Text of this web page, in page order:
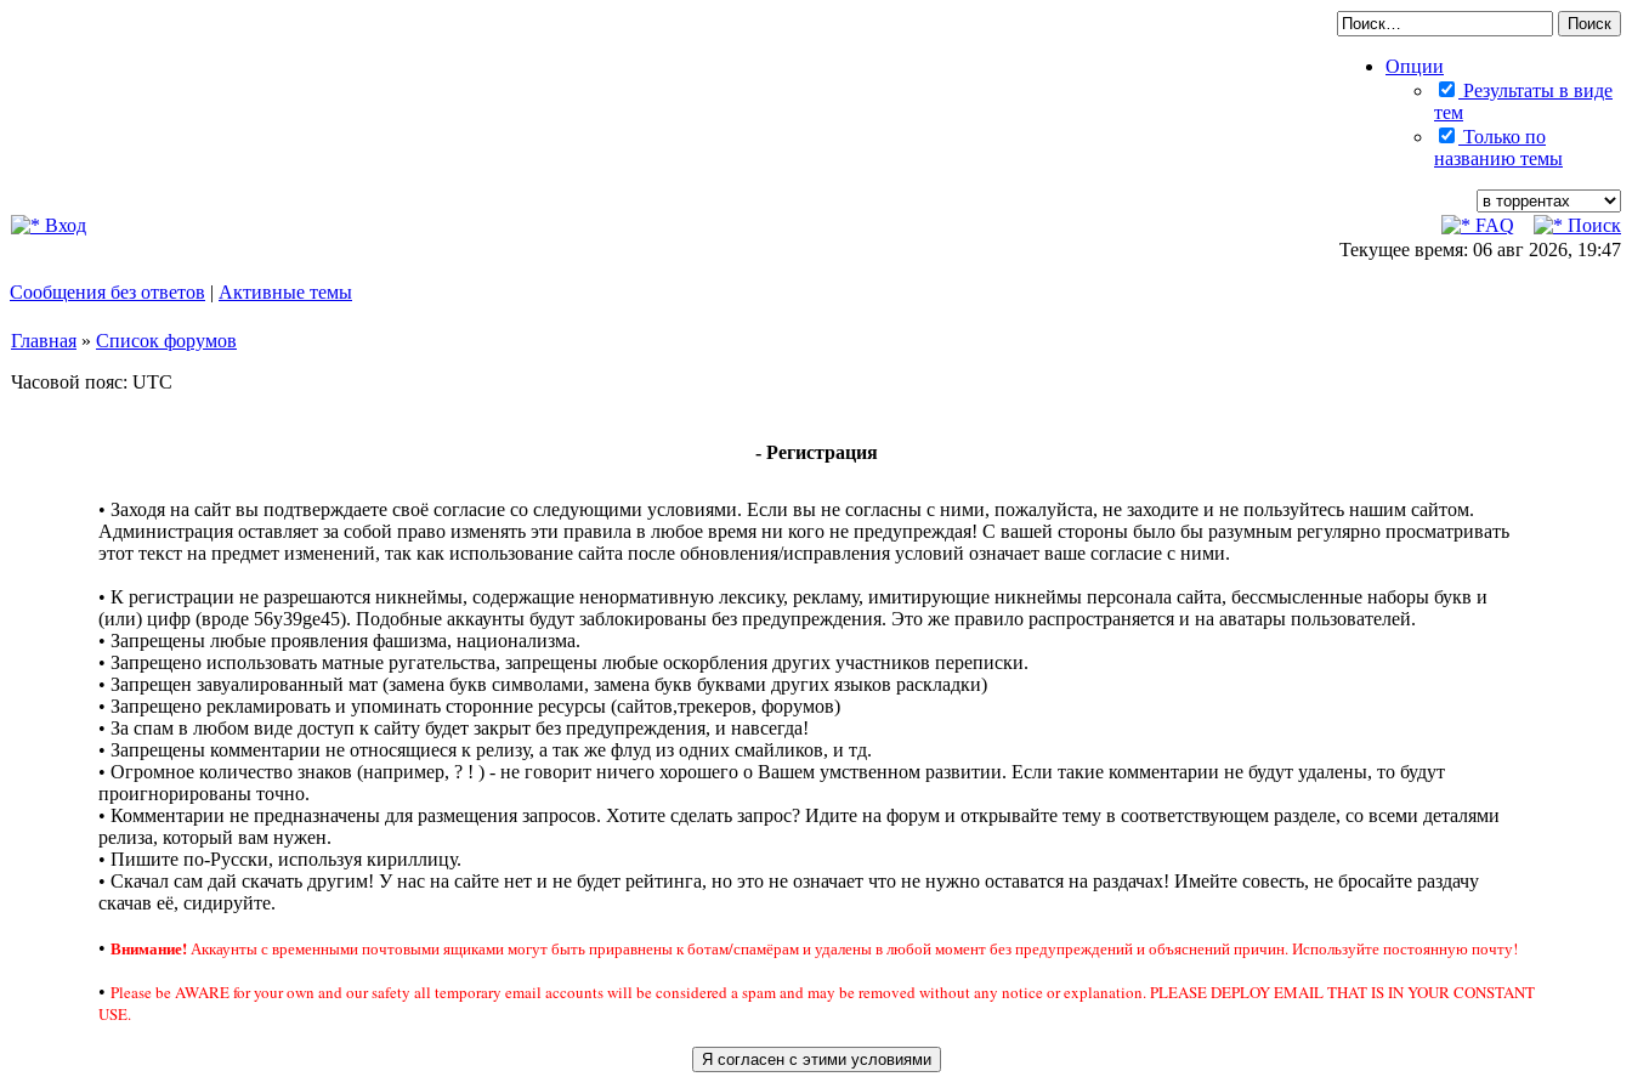
Опции
Результаты в виде
тем
Только по
названию темы
Вход FAQ
Поиск
Текущее время: 06 авг 2026, 19:47
Сообщения без ответов | Активные темы
Главная » Список форумов
Часовой пояс: UTC
- Регистрация
• Заходя на сайт вы подтверждаете своё согласие со следующими условиями. Если вы не согласны с ними, пожалуйста, не заходите и не пользуйтесь нашим сайтом.
Администрация оставляет за собой право изменять эти правила в любое время ни кого не предупреждая! С вашей стороны было бы разумным регулярно просматривать
этот текст на предмет изменений, так как использование сайта после обновления/исправления условий означает ваше согласие с ними.
• К регистрации не разрешаются никнеймы, содержащие ненормативную лексику, рекламу, имитирующие никнеймы персонала сайта, бессмысленные наборы букв и
(или) цифр (вроде 56y39ge45). Подобные аккаунты будут заблокированы без предупреждения. Это же правило распространяется и на аватары пользователей.
• Запрещены любые проявления фашизма, национализма.
• Запрещено использовать матные ругательства, запрещены любые оскорбления других участников переписки.
• Запрещен завуалированный мат (замена букв символами, замена букв буквами других языков раскладки)
• Запрещено рекламировать и упоминать сторонние ресурсы (сайтов,трекеров, форумов)
• За спам в любом виде доступ к сайту будет закрыт без предупреждения, и навсегда!
• Запрещены комментарии не относящиеся к релизу, а так же флуд из одних смайликов, и тд.
• Огромное количество знаков (например, ? ! ) - не говорит ничего хорошего о Вашем умственном развитии. Если такие комментарии не будут удалены, то будут
проигнорированы точно.
• Комментарии не предназначены для размещения запросов. Хотите сделать запрос? Идите на форум и открывайте тему в соответствующем разделе, со всеми деталями
релиза, который вам нужен.
• Пишите по-Русски, используя кириллицу.
• Скачал сам дай скачать другим! У нас на сайте нет и не будет рейтинга, но это не означает что не нужно оставатся на раздачах! Имейте совесть, не бросайте раздачу
скачав её, сидируйте.
• Внимание!Аккаунты с временными почтовыми ящиками могут быть приравнены к ботам/спамёрам и удалены в любой момент без предупреждений и объяснений причин. Используйте постоянную почту!
• Please be AWARE for your own and our safety all temporary email accounts will be considered a spam and may be removed without any notice or explanation. PLEASE DEPLOY EMAIL THAT IS IN YOUR CONSTANT
USE.